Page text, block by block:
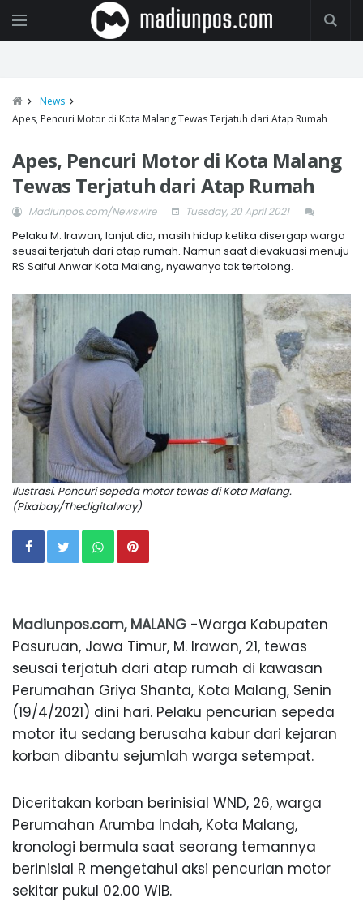
News
Apes, Pencuri Motor di Kota Malang Tewas Terjatuh dari Atap Rumah
Apes, Pencuri Motor di Kota Malang
Tewas Terjatuh dari Atap Rumah
Madiunpos.com/Newswire Tuesday, 20 April 2021
Pelaku M. Irawan, lanjut dia, masih hidup ketika disergap warga
seusai terjatuh dari atap rumah. Namun saat dievakuasi menuju
RS Saiful Anwar Kota Malang, nyawanya tak tertolong.
Ilustrasi. Pencuri sepeda motor tewas di Kota Malang.
(Pixabay/Thedigitalway)
Madiunpos.com, MALANG -Warga Kabupaten
Pasuruan, Jawa Timur, M. Irawan, 21, tewas
seusai terjatuh dari atap rumah di kawasan
Perumahan Griya Shanta, Kota Malang, Senin
(19/4/2021) dini hari. Pelaku pencurian sepeda
motor itu sedang berusaha kabur dari kejaran
korban dibantu sejumlah warga setempat.
Diceritakan korban berinisial WND, 26, warga
Perumahan Arumba Indah, Kota Malang,
kronologi bermula saat seorang temannya
berinisial R mengetahui aksi pencurian motor
sekitar pukul 02.00 WIB.